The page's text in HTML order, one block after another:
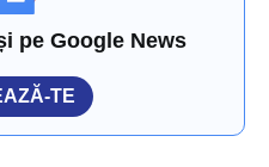
pe Google News
TE